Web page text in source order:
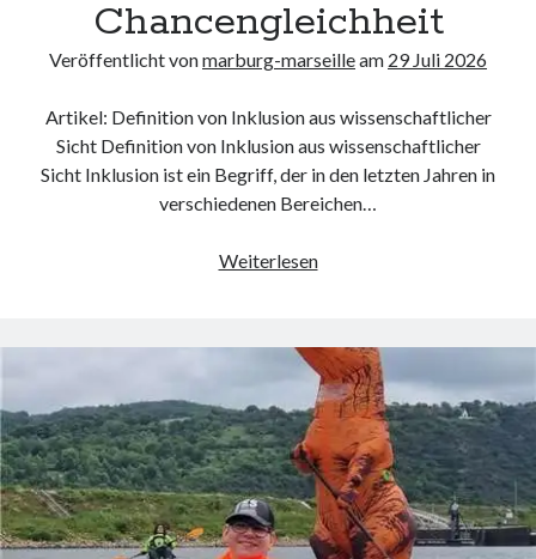
Dezember 2023
November 2023
Kategorien
barrierefreie website
din
firmenumzug
grundschule
gymnasium
haus
hause
Chancengleichheit
Veröffentlicht vonmarburg-marseilleam 29 Juli 2026
Artikel: Definition von Inklusion aus wissenschaftlicher
Sicht Definition von Inklusion aus wissenschaftlicher
Sicht Inklusion ist ein Begriff, der in den letzten Jahren in
verschiedenen Bereichen…
WeiterlesenDie
von
Inklusion:
Eine
Analyse
der
Vielfalt
und
Chancengleichheit